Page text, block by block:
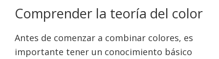
Comprender la teoría del color
Antes de comenzar a combinar colores, es
importante tener un conocimiento básico